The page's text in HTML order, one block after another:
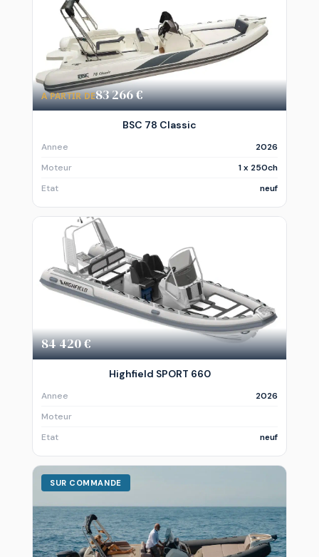
A PARTIR DE83 266 €
BSC 78 Classic
Annee
2026
Moteur
1 x 250ch
Etat
neuf
84 420 €
Highfield SPORT 660
Annee
2026
Moteur
Etat
neuf
SUR COMMANDE